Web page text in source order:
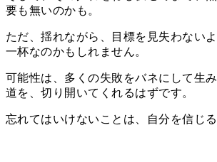
要も無いのかも。
ただ、揺れながら、目標を見失わない
一杯なのかもしれません。
可能性は、多くの失敗をバネにして生
道を、切り開いてくれるはずです。
忘れてはいけないことは、自分を信じ